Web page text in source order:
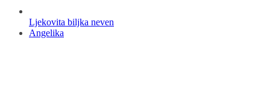
Ljekovita biljka neven
Angelika